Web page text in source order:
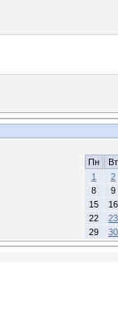
Пн
Вт
1
2
8
9
15
16
22
23
29
30